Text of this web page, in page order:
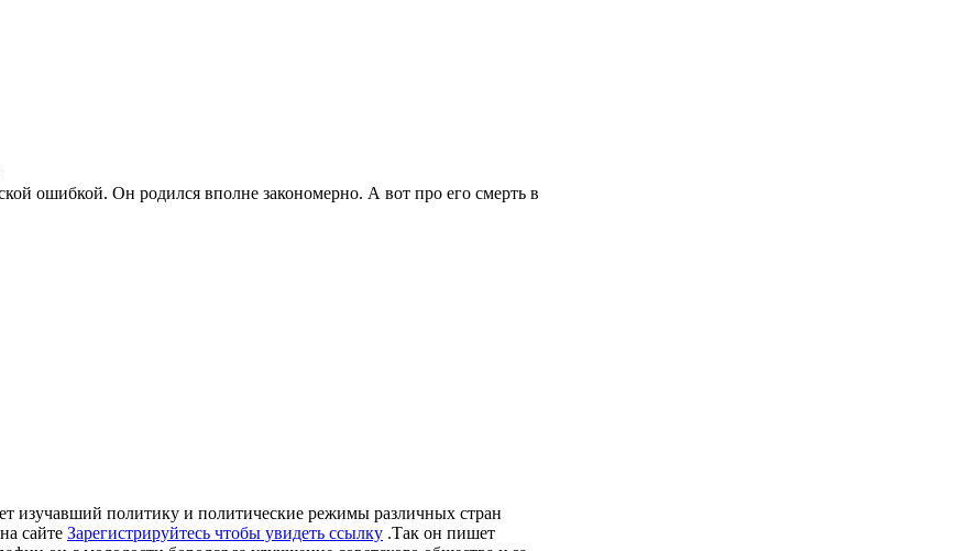
ошибкой. Он родился вполне закономерно. А вот про его смерть в
изучавший политику и политические режимы различных стран
сайте Зарегистрируйтесь чтобы увидеть ссылку .Так он пишет